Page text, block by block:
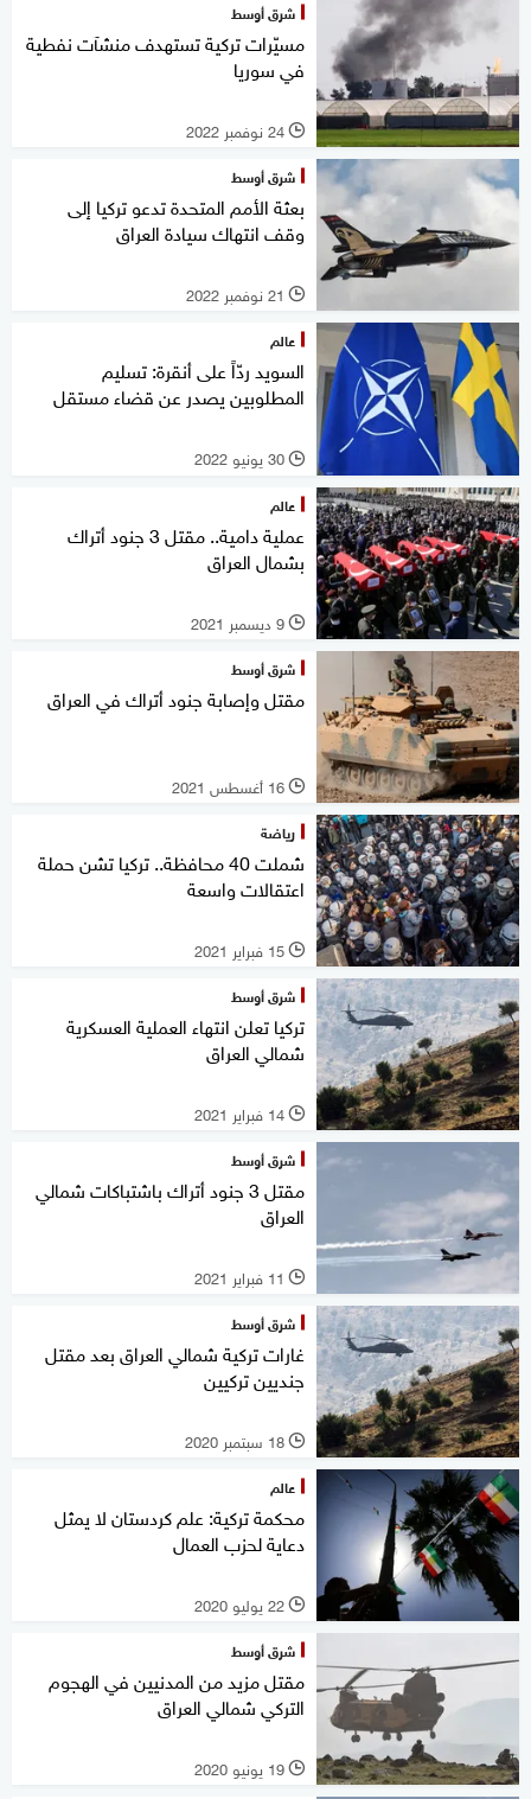
شرق أوسط
مسيّرات تركية تستهدف منشآت نفطية
في سوريا
l 24 نوفمبر 2022
شرق أوسط
بعثة الأمم المتحدة تدعو تركيا إلى
وقف انتهاك سيادة العراق
l 21 نوفمبر 2022
عالم
السويد ردّاً على أنقرة: تسليم
المطلوبين يصدر عن قضاء مستقل
l 30 يونيو 2022
عالم
عملية دامية.. مقتل 3 جنود أتراك
بشمال العراق
l 9 ديسمبر 2021
شرق أوسط
مقتل وإصابة جنود أتراك في العراق
l 16 أغسطس 2021
رياضة
شملت 40 محافظة.. تركيا تشن حملة
اعتقالات واسعة
l 15 فبراير 2021
شرق أوسط
تركيا تعلن انتهاء العملية العسكرية
شمالي العراق
l 14 فبراير 2021
شرق أوسط
مقتل 3 جنود أتراك باشتباكات شمالي
العراق
l 11 فبراير 2021
شرق أوسط
غارات تركية شمالي العراق بعد مقتل
جنديين تركيين
l 18 سبتمبر 2020
عالم
محكمة تركية: علم كردستان لا يمثل
دعاية لحزب العمال
l 22 يوليو 2020
شرق أوسط
مقتل مزيد من المدنيين في الهجوم
التركي شمالي العراق
l 19 يونيو 2020